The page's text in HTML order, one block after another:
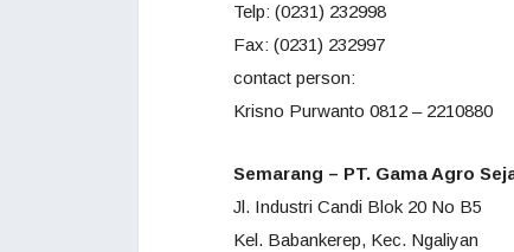
Telp: (0231) 232998
Fax: (0231) 232997
contact person:
Krisno Purwanto 0812 – 2210880
Semarang – PT. Gama Agro
Jl. Industri Candi Blok 20 No B5
Kel. Babankerep, Kec. Ngaliyan